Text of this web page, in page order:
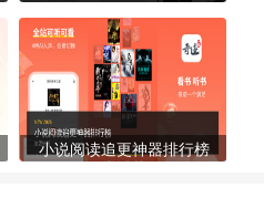
小说阅读追更神器排行榜